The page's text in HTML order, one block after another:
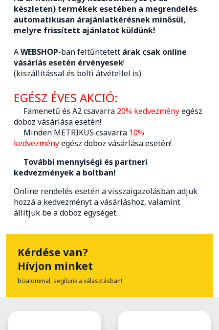
készleten) termékek esetében a megrendelés
automatikusan árajánlatkérésnek minősül,
melyre frissített ajánlatot küldünk!
AWEBSHOP-ban feltűntetett árak csak online
vásárlás esetén érvényesek!
(kiszállítással és bolti átvétellel is)
EGÉSZ ÉVES AKCIÓ:
Famenetű és A2 csavarra 20% kedvezményegész
doboz vásárlása esetén!
Minden METRIKUS csavarra 10%
kedvezményegész doboz vásárlása esetén!
További mennyiségi és partneri
kedvezmények a boltban!
Online rendelés esetén a visszaigazolásban adjuk
hozzá a kedvezményt a vásárláshoz, valamint
állítjuk be a doboz egységet.
Kérdése van?
Hívjon minket
bizalommal, segítünk a választásban!